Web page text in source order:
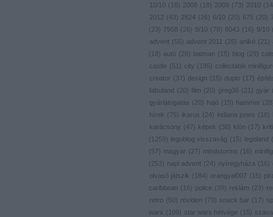
10/10 ( 16 ) 2008 ( 18 ) 2009 ( 73) 2010 (
2012 ( 43) 2824 ( 26 ) 6/10 ( 20) 675 ( 20)
( 23) 7958 ( 26 ) 8/10 ( 78 ) 8043 ( 16 ) 9/10 (
advent ( 55) advent 2011 ( 26 ) anikó ( 21 )
(
18 ) autó ( 26 ) batman ( 15) blog ( 29)
castle ( 51 ) city ( 185) collectable
creator ( 37) design ( 15) duplo ( 17)
fabuland ( 20) film ( 20) greg36 ( 21 ) gyár (
gyárlátogatás ( 20) hajó ( 15) hammer ( 28
hírek ( 75) ikarus ( 24) indiana jones ( 18 )
karácsony ( 47) képek ( 36 ) klón ( 17)
(
1259) legoblog visszavág ( 15) legoland (
( 57) magyar ( 27) mindstorms ( 16 ) minifig
( 253) napi advent ( 24) nyíregyháza ( 16 )
olvasó játszik ( 184) orangyal007 ( 15)
caribbean ( 16 ) police ( 39) reklám ( 23)
retro ( 50) röviden ( 79) snack bar ( 17)
wars ( 109) star wars hétvége ( 15)